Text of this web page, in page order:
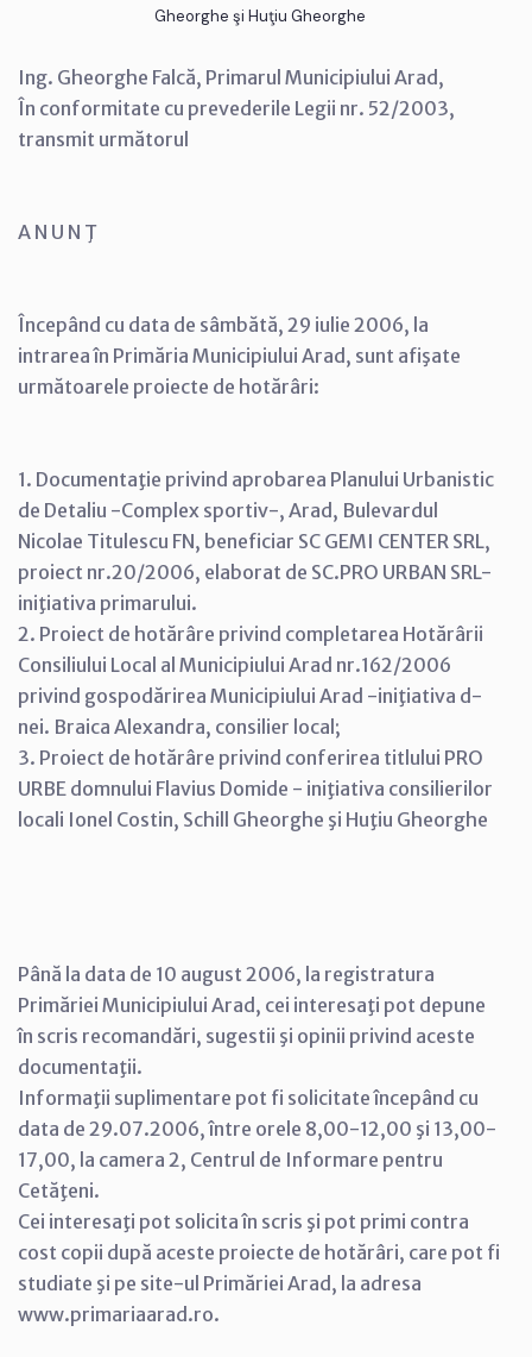
Gheorghe şi Huţiu Gheorghe
Ing. Gheorghe Falcă, Primarul Municipiului Arad,
În conformitate cu prevederile Legii nr. 52/2003,
transmit următorul
A N U N Ţ
Începând cu data de sâmbătă, 29 iulie 2006, la
intrarea în Primăria Municipiului Arad, sunt afişate
următoarele proiecte de hotărâri:
1. Documentaţie privind aprobarea Planului Urbanistic
de Detaliu -Complex sportiv-, Arad, Bulevardul
Nicolae Titulescu FN, beneficiar SC GEMI CENTER SRL,
proiect nr.20/2006, elaborat de SC.PRO URBAN SRL-
iniţiativa primarului.
2. Proiect de hotărâre privind completarea Hotărârii
Consiliului Local al Municipiului Arad nr.162/2006
privind gospodărirea Municipiului Arad -iniţiativa d-
nei. Braica Alexandra, consilier local;
3. Proiect de hotărâre privind conferirea titlului PRO
URBE domnului Flavius Domide - iniţiativa consilierilor
locali Ionel Costin, Schill Gheorghe şi Huţiu Gheorghe
Până la data de 10 august 2006, la registratura
Primăriei Municipiului Arad, cei interesaţi pot depune
în scris recomandări, sugestii şi opinii privind aceste
documentaţii.
Informaţii suplimentare pot fi solicitate începând cu
data de 29.07.2006, între orele 8,00-12,00 şi 13,00-
17,00, la camera 2, Centrul de Informare pentru
Cetăţeni.
Cei interesaţi pot solicita în scris şi pot primi contra
cost copii după aceste proiecte de hotărâri, care pot fi
studiate şi pe site-ul Primăriei Arad, la adresa
www.primariaarad.ro.